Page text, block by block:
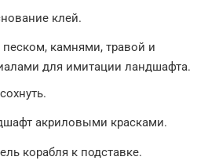
клей.
камнями, травой и
для имитации ландшафта.
акриловыми красками.
корабля к подставке.